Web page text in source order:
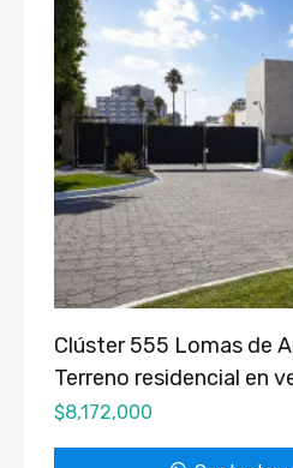
Clúster 555 Lomas de
Terreno residencial en
$8,172,000